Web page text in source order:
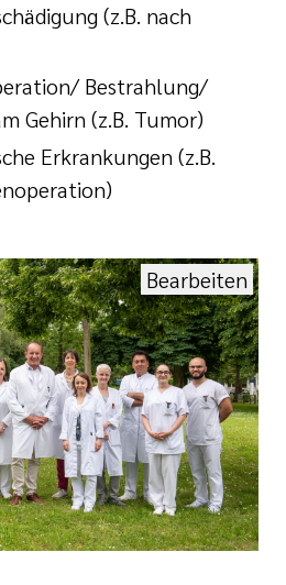
(z.B. nach
Bestrahlung/
Gehirn (z.B. Tumor)
Erkrankungen (z.B.
Bearbeiten